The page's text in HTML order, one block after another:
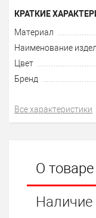
КРАТКИЕ
Материал
Наименование
Цвет
Бренд
Все характеристики
О товаре
Наличие